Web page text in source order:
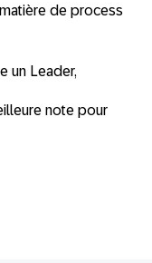
de process
un Leader,
note pour